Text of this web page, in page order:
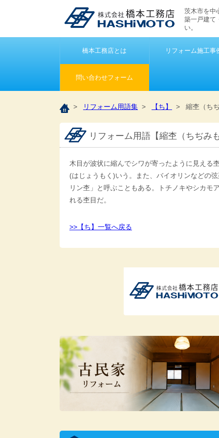
茨木市を中
築一戸建て
い。
橋本工務店とは リフォーム施工事
問い合わせフォーム
> リフォーム用語集 > 【ち】 > 縮杢（ち
リフォーム用語【縮杢（ちぢみ
木目が波状に縮んでシワが寄ったように見える
(はじょうもく)いう。また、バイオリンなどの
リン杢」と呼ぶこともある。トチノキやシカモ
れる杢目だ。
>>【ち】一覧へ戻る